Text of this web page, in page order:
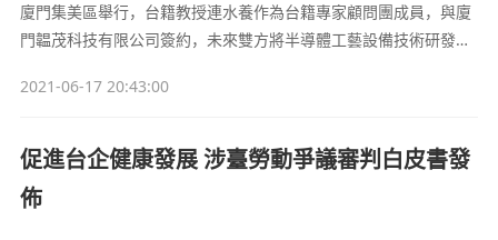
廈門集美區舉行，台籍教授連水養作為台籍專家顧問團成員，與廈
門韞茂科技有限公司簽約，未來雙方將半導體工藝設備技術研發方
2021-06-17 20:43:00
促進台企健康發展 涉臺勞動爭議審判白皮書發
佈